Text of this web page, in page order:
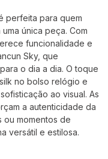
perfeita para quem
única peça. Com
funcionalidade e
Sky, que
o dia a dia. O toque
no bolso relógio e
ao visual. As
a autenticidade da
ou momentos de
versátil e estilosa.